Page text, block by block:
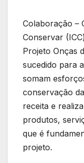
Colaboração –
Conservar
Projeto Onças
sucedido para
somam
conservação
receita e
produtos,
que é
projeto.